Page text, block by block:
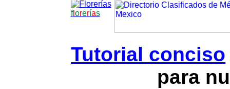
florerías
Tutorial conciso
para